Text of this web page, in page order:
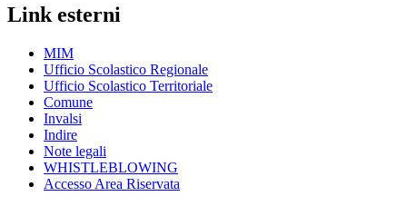
Link esterni
MIM
Ufficio Scolastico Regionale
Ufficio Scolastico Territoriale
Comune
Invalsi
Indire
Note legali
WHISTLEBLOWING
Accesso Area Riservata